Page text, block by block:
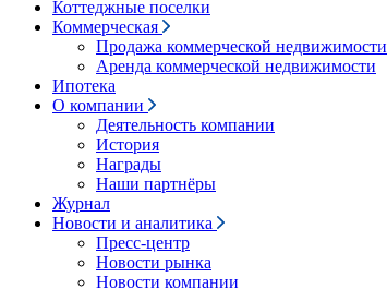
Коттеджные поселки
Коммерческая
Продажа коммерческой недвижимости
Аренда коммерческой недвижимости
Ипотека
О компании
Деятельность компании
История
Награды
Наши партнёры
Журнал
Новости и аналитика
Пресс-центр
Новости рынка
Новости компании